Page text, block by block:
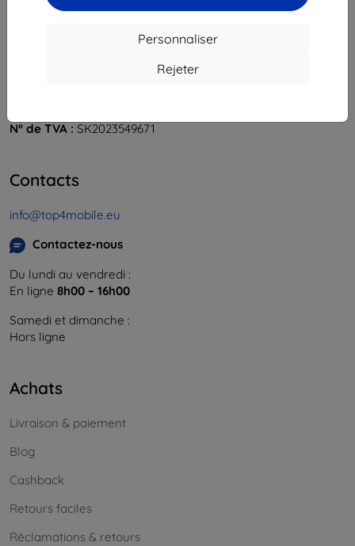
Personnaliser
Rejeter
Ulica Rudolfa Mocka 3750/2A
N° de TVA : SK2023549671
Contacts
info@top4mobile.eu
Contactez-nous
Du lundi au vendredi :
En ligne 8h00 – 16h00
Samedi et dimanche :
Hors ligne
Achats
Livraison & paiement
Blog
Cashback
Retours faciles
Réclamations & retours